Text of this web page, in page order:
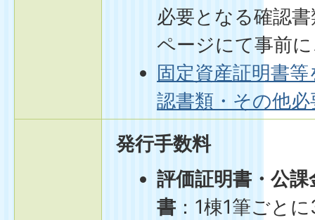
必要となる確認
ページにて事前
固定資産証明書
認書類・その他
発行手数料
評価証明書・公
書 ：1棟1筆ごと